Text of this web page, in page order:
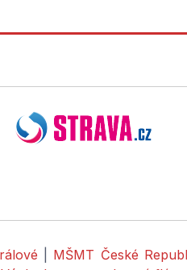
MŠMT České